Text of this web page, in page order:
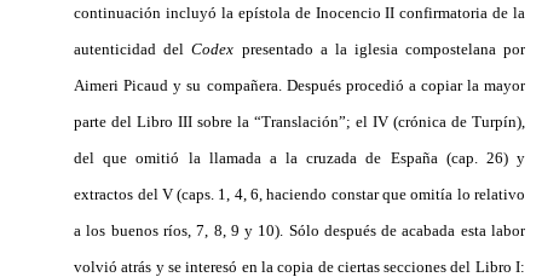
continuación incluyó la epístola de Inocencio II confirmatoria de la
autenticidad delCodex presentado a la iglesia compostelana por
Aimeri Picaud y su compañera. Después procedió a copiar la mayor
parte del Libro III sobre la “Translación”; el IV (crónica de Turpín),
del que omitió la llamada a la cruzada de España (cap. 26) y
extractos del V (caps. 1, 4, 6, haciendo constar que omitía lo relativo
a los buenos ríos, 7, 8, 9 y 10). Sólo después de acabada esta labor
volvió atrás y se interesó en la copia de ciertas secciones del Libro I: